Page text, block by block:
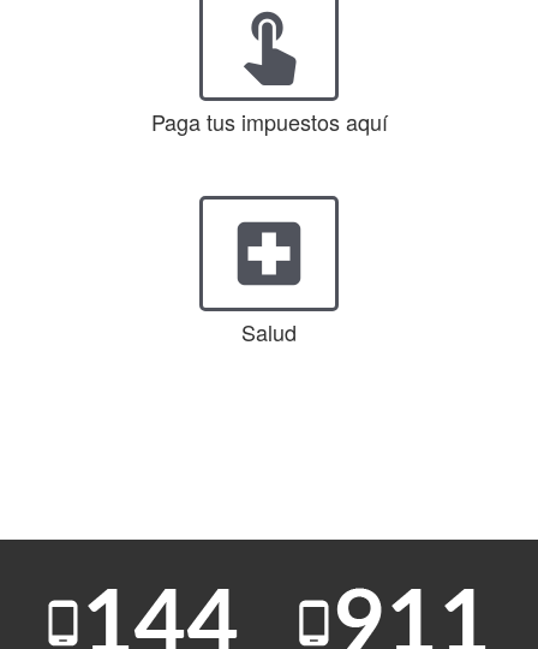
touch_app
Paga tus impuestos aquí
local_hospital
Salud